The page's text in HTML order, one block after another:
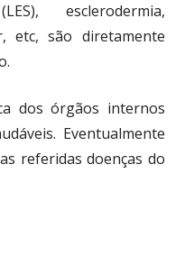
esclerodermia,
etc, são diretamente
dos órgãos internos
Eventualmente
referidas doenças do